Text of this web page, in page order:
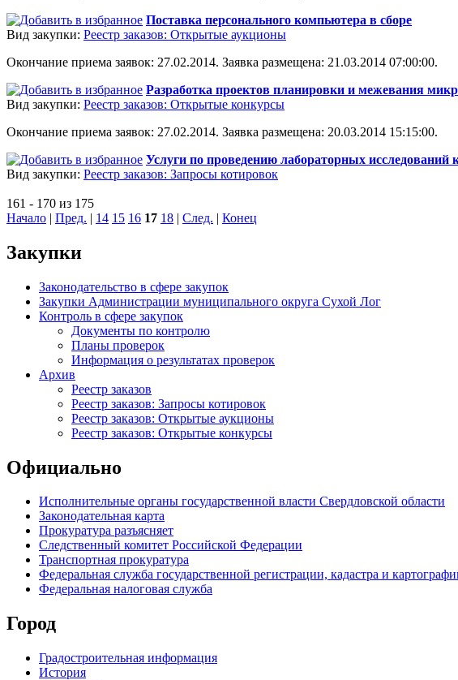
Поставка персонального компьютера в сборе
Вид закупки: Реестр заказов: Открытые аукционы
Окончание приема заявок: 27.02.2014. Заявка размещена: 21.03.2014 07:00:00.
Разработка проектов планировки и межевания
Вид закупки: Реестр заказов: Открытые конкурсы
Окончание приема заявок: 27.02.2014. Заявка размещена: 20.03.2014 15:15:00.
Услуги по проведению лабораторных исследований
Вид закупки: Реестр заказов: Запросы котировок
161 - 170 из 175
Начало | Пред. | 14 15 16 17 18 | След. | Конец
Закупки
Законодательство в сфере закупок
Закупки Администрации муниципального округа Сухой Лог
Контроль в сфере закупок
Документы по контролю
Планы проверок
Информация о результатах проверок
Архив
Реестр заказов
Реестр заказов: Запросы котировок
Реестр заказов: Открытые аукционы
Реестр заказов: Открытые конкурсы
Официально
Исполнительные органы государственной власти Свердловской области
Законодательная карта
Прокуратура разъясняет
Следственный комитет Российской Федерации
Транспортная прокуратура
Федеральная служба государственной регистрации, кадастра и
Федеральная налоговая служба
Город
Градостроительная информация
История